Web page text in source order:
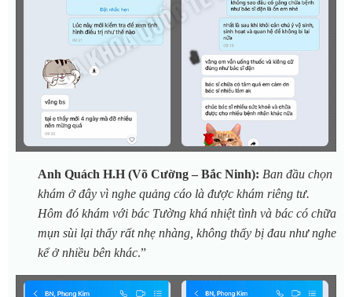
Anh Quách H.H (Võ Cường – Bắc Ninh): Ban đầu chọn
khám ở đây vì nghe quảng cáo là được khám riêng tư.
Hôm đó khám với bác Tường khá nhiệt tình và bác có chữa
mụn sùi lại thấy rất nhẹ nhàng, không thấy bị đau như nghe
kể ở nhiều bên khác.”